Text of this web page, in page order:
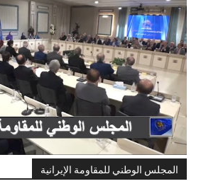
المجلس الوطني للمقاومة الإيرانية